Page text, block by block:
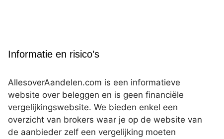
Informatie en risico’s
AllesoverAandelen.com is een informatieve
website over beleggen en is geen financiële
vergelijkingswebsite. We bieden enkel een
overzicht van brokers waar je op de website van
de aanbieder zelf een vergelijking moeten